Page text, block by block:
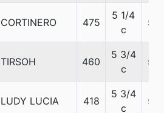
CORTINERO 475
5 1/4
c
58
TIRSOH 460
5 3/4
c
56
LUDY LUCIA 418
5 3/4
c
53